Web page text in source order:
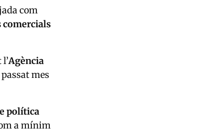
com
comercials
Agència
mes
política
a mínim